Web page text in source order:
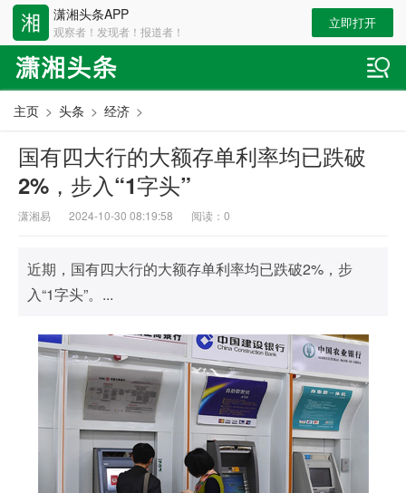
潇湘头条APP
观察者！发现者！报道者！
立即打开
主页 > 头条 > 经济 >
国有四大行的大额存单利率均已跌破
2%，步入“1字头”
潇湘易 2024-10-30 08:19:58 阅读： 0
近期，国有四大行的大额存单利率均已跌破2%，步
入“1字头”。...